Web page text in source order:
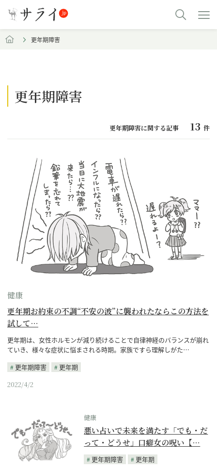
更年期障害
更年期障害
更年期障害に関する記事 13 件
健康
更年期お約束の不調“不安の波”に襲われたならこの方法を
試して…
更年期は、女性ホルモンが減り続けることで自律神経のバランスが崩れ
ていき、様々な症状に悩まされる時期。家族ですら理解しがた…
更年期障害
更年期
2022/4/2
健康
悪い占いで未来を満たす「でも・だ
って・どうせ」口癖女の呪い【…
更年期障害
更年期